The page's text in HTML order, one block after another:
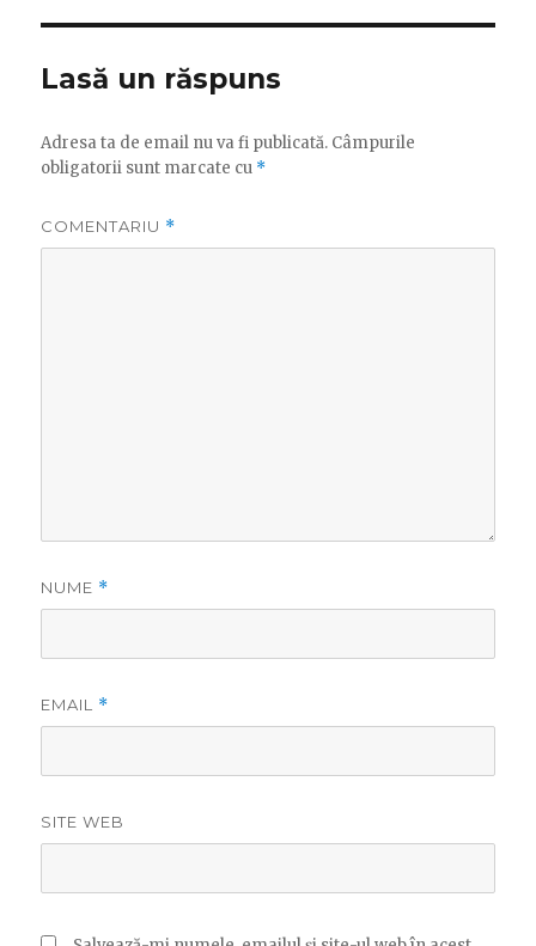
Lasă un răspuns
Adresa ta de email nu va fi publicată. Câmpurile
obligatorii sunt marcate cu *
COMENTARIU *
NUME *
EMAIL *
SITE WEB